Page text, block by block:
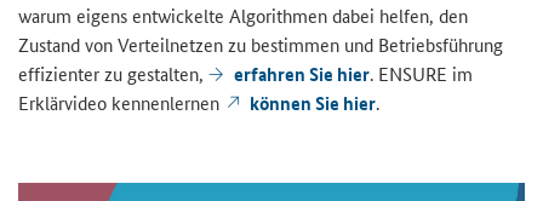
warum eigens entwickelte Algorithmen dabei helfen, den
Zustand von Verteilnetzen zu bestimmen und Betriebsführung
effizienter zu gestalten,
erfahren Sie hier. ENSURE im
Erklärvideo kennenlernen
können Sie hier.